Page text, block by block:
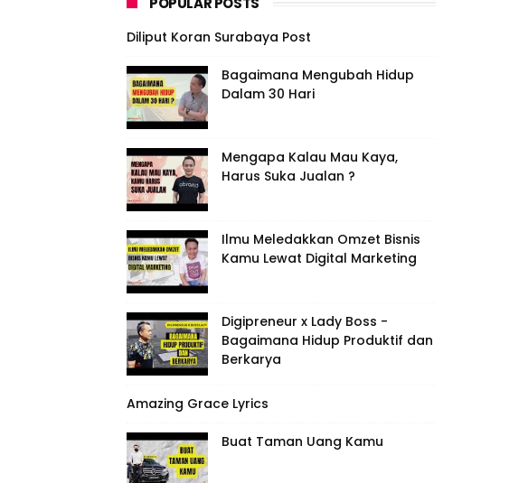
Diliput Koran Surabaya Post
Bagaimana Mengubah Hidup
Dalam 30 Hari
Mengapa Kalau Mau Kaya,
Harus Suka Jualan ?
Ilmu Meledakkan Omzet Bisnis
Kamu Lewat Digital Marketing
Digipreneur x Lady Boss -
Bagaimana Hidup Produktif dan
Berkarya
Amazing Grace Lyrics
Buat Taman Uang Kamu